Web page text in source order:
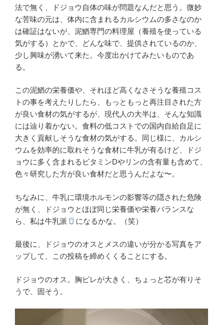
法で無く、ドジョウ自体の味が問題なんだと思う。微妙
な苦味の元は、体内に含まれるカルシウムの多さなのか
は確証はないが、泥鰌専門の料理屋（養殖を使っている
気がする）とかで、どんな味で、提供されているのか、
少し興味が湧いて来た。今度出かけてみたいものであ
る。
この泥鰌の栄養価や、それほど高くなさそうな養殖コス
トの事を考えたりしたら、もっともっと再注目された方
が良い食材の気がするが、現代人の大半は、そんな知識
には辿り着かない。食料の低コストでの国内自給自足に
大きく貢献しそうな食材の気がする。同じ様に、カルシ
ウムを効率的に取れそうな食材に牛乳が有るけど、ドジ
ョウに多く含まれるビタミンDやリンの含有量も含めて、
色々研究した方が良い食材だと思うんだよな〜。
ちなみに、牛乳に環境ホルモンの影響等の隠された危険
が無く、ドジョウとほぼ同じ栄養価や栄養バランスな
ら、私は牛乳派
になるかな。（笑）
最後に、ドジョウのオスとメスの違いが分かる写真をア
ップして、この投稿を締めくくることにする。
ドジョウのオス。胸ビレが大きく、ちょっと芯が有りそ
うで、固そう。